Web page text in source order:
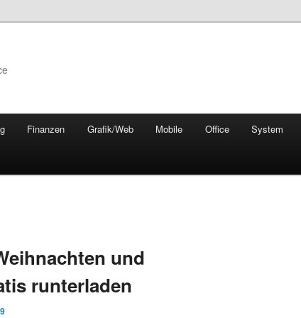
Finanzen Grafik/Web Mobile Office System
und
runterladen